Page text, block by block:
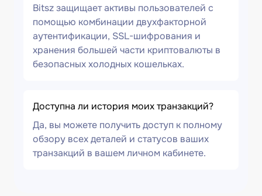
Bitsz защищает активы пользователей с
помощью комбинации двухфакторной
аутентификации, SSL-шифрования и
хранения большей части криптовалюты в
безопасных холодных кошельках.
Доступна ли история моих транзакций?
Да, вы можете получить доступ к полному
обзору всех деталей и статусов ваших
транзакций в вашем личном кабинете.